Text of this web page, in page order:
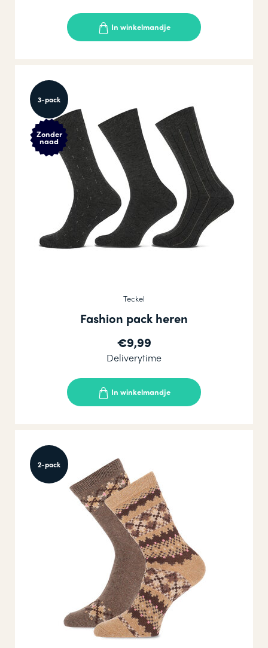
In winkelmandje
3-pack
Zonder
naad
Teckel
Fashion pack heren
€9,99
Deliverytime
In winkelmandje
2-pack